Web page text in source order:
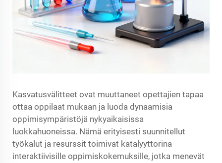
Kasvatusvälitteet ovat muuttaneet opettajien tapaa
ottaa oppilaat mukaan ja luoda dynaamisia
oppimisympäristöjä nykyaikaisissa
luokkahuoneissa. Nämä erityisesti suunnitellut
työkalut ja resurssit toimivat katalyyttorina
interaktiivisille oppimiskokemuksille, jotka menevät